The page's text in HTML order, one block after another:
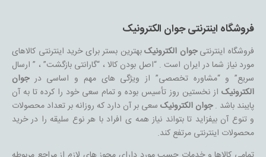
فروشگاه اینترنتی جوان الکترونیک
فروشگاه اینترنتیجوان الکترونیکبهترین بستر برای خرید اینترنتی کالاهای
مورد نیاز شما در ایران است . “اصل بودن کالا ، “گارانتی بازگشت” ، ” ارسال
سریع” و “مشاوره تخصصی” از ویژگی های مهم و اساسی درجوان
الکترونیکاز نخستین روز تأسیس بوده و تمام سعی خود را کرده تا به آن
پایبند باشد .جوان الکترونیکسعی بر آن دارد که روزانه بر تعداد محصولات
و تنوع آن بیفزاید تا بتواند نیاز همه ی افراد با هر نوع سلیقه را در خرید
محصولات اینترنتی مرتفع کند.